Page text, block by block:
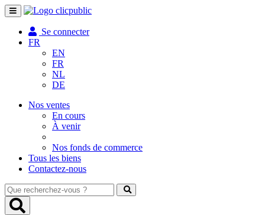
Toggle
navigation
Se connecter
FR
EN
FR
NL
DE
Nos ventes
En cours
À venir
Nos fonds de commerce
Tous les biens
Contactez-nous
Que
recherchez-
vous